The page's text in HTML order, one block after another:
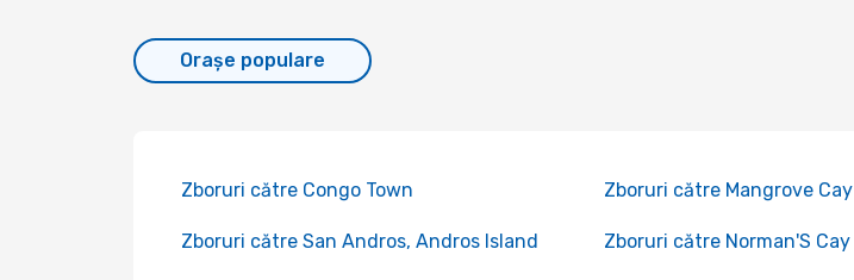
Orașe populare
Zboruri către Congo Town Zboruri către Mangrove Cay
Zboruri către San Andros, Andros Island Zboruri către Norman'S Cay